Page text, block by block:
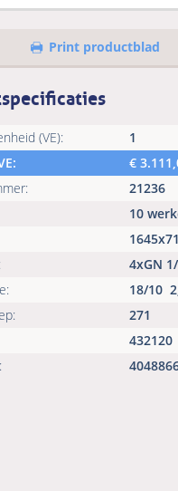
Print productblad
(VE):
1
€
21236
10
4xGN
18/10
271
432120